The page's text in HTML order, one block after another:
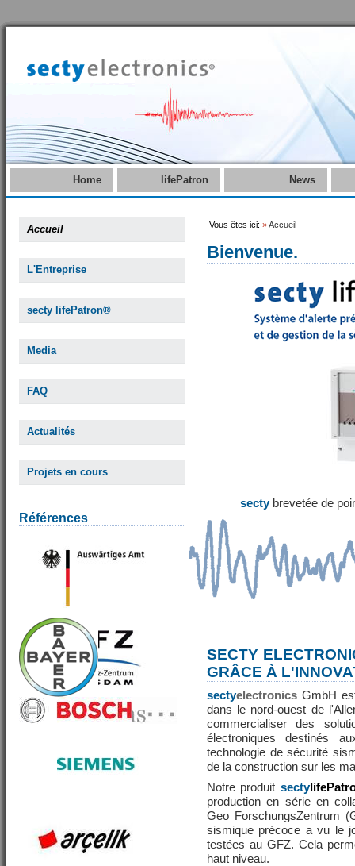
Home lifePatron News
Accueil
L'Entreprise
secty lifePatron®
Media
FAQ
Actualités
Projets en cours
Références
Vous êtes ici: »Accueil
Bienvenue.
secty brevetée de
SECTY
GRÂCE À
sectyelectronics GmbH
dans le nord-ouest de
commercialiser des
électroniques destinés
technologie de sécurité
de la construction sur les
Notre produit secty
production en série en
Geo ForschungsZentrum
sismique précoce a vu le
testées au GFZ. Cela
haut niveau.